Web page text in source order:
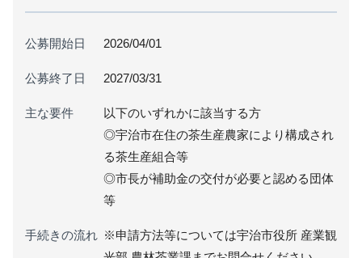
公募開始日 2026/04/01
公募終了日 2027/03/31
主な要件
以下のいずれかに該当する方
◎宇治市在住の茶生産農家により構成され
る茶生産組合等
◎市長が補助金の交付が必要と認める団体
等
手続きの流れ ※申請方法等については宇治市役所 産業観